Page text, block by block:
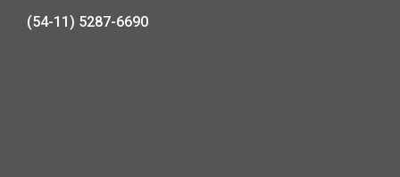
(54-11) 5287-6690